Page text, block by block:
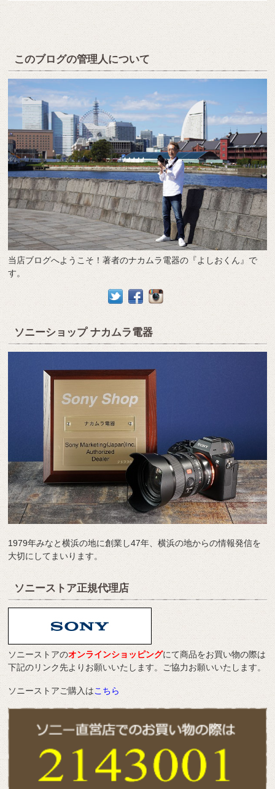
このブログの管理人について
当店ブログへようこそ！著者のナカムラ電器の『よしおくん』で
す。
ソニーショップ ナカムラ電器
1979年みなと横浜の地に創業し47年、横浜の地からの情報発信を
大切にしてまいります。
ソニーストア正規代理店
ソニーストアのオンラインショッピングにて商品をお買い物の際は
下記のリンク先よりお願いいたします。ご協力お願いいたします。
ソニーストアご購入はこちら